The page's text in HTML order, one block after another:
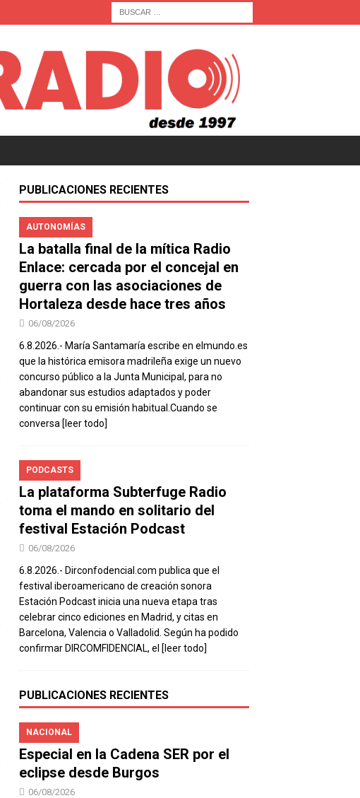
PUBLICACIONES RECIENTES
AUTONOMÍAS
La batalla final de la mítica Radio
Enlace: cercada por el concejal en
guerra con las asociaciones de
Hortaleza desde hace tres años
06/08/2026
6.8.2026.- María Santamaría escribe en elmundo.es
que la histórica emisora madrileña exige un nuevo
concurso público a la Junta Municipal, para no
abandonar sus estudios adaptados y poder
continuar con su emisión habitual.Cuando se
conversa [leer todo]
PODCASTS
La plataforma Subterfuge Radio
toma el mando en solitario del
festival Estación Podcast
06/08/2026
6.8.2026.- Dirconfodencial.com publica que el
festival iberoamericano de creación sonora
Estación Podcast inicia una nueva etapa tras
celebrar cinco ediciones en Madrid, y citas en
Barcelona, Valencia o Valladolid. Según ha podido
confirmar DIRCOMFIDENCIAL, el [leer todo]
PUBLICACIONES RECIENTES
NACIONAL
Especial en la Cadena SER por el
eclipse desde Burgos
06/08/2026